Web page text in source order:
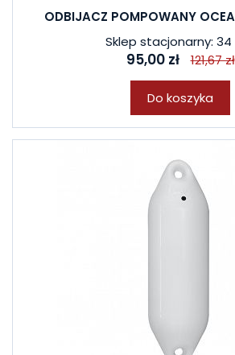
ODBIJACZ POMPOWANY
Sklep stacjonarny: 34
95,00 zł 121,67 zł
Do koszyka